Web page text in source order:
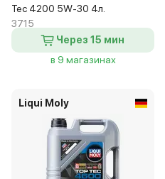
Tec 4200 5W-30 4л.
3715
Через 15 мин
в 9 магазинах
Liqui Moly